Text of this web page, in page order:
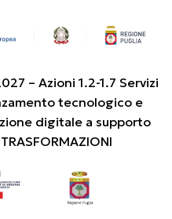
– Azioni 1.2-1.7 Servizi
tecnologico e
digitale a supporto